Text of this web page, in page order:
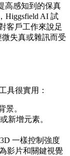
高感知到的保真
Higgsfield AI 試
客戶工作來說足
微失真或雜訊而受
具很實用：
景。
新增元素。
一樣控制強度
影片和關鍵視覺